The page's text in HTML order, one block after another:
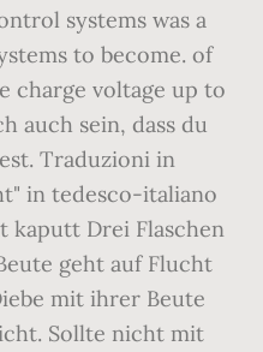
systems was a
to become. of
charge voltage up to
auch sein, dass du
Traduzioni in
in tedesco-italiano
kaputt Drei Flaschen
geht auf Flucht
mit ihrer Beute
Sollte nicht mit